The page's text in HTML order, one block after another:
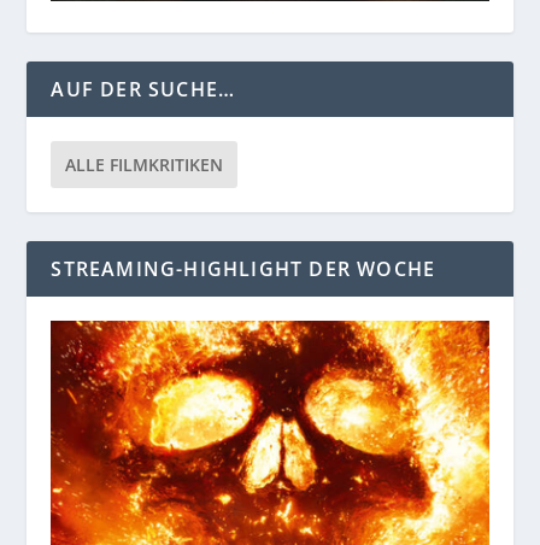
AUF DER SUCHE…
ALLE FILMKRITIKEN
STREAMING-HIGHLIGHT DER WOCHE